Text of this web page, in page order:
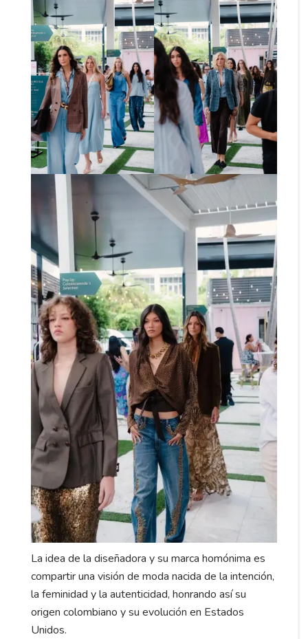
La idea de la diseñadora y su marca homónima es
compartir una visión de moda nacida de la intención,
la feminidad y la autenticidad, honrando así su
origen colombiano y su evolución en Estados
Unidos.